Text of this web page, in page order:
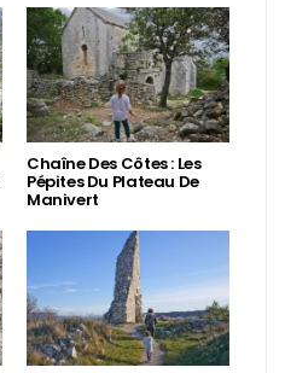
Chaîne Des Côtes : Les
Pépites Du Plateau De
Manivert